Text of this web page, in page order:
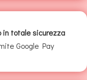
in totale sicurezza
Google Pay